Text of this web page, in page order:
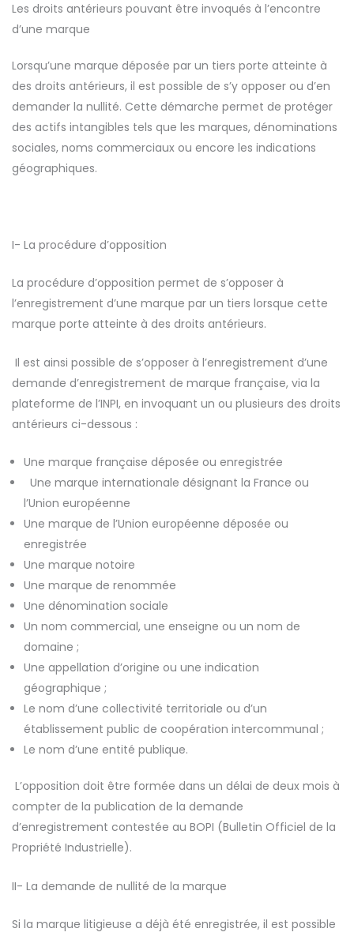
Les droits antérieurs pouvant être invoqués à l’encontre
d’une marque
Lorsqu’une marque déposée par un tiers porte atteinte à
des droits antérieurs, il est possible de s’y opposer ou d’en
demander la nullité. Cette démarche permet de protéger
des actifs intangibles tels que les marques, dénominations
sociales, noms commerciaux ou encore les indications
géographiques.
I- La procédure d’opposition
La procédure d’opposition permet de s’opposer à
l’enregistrement d’une marque par un tiers lorsque cette
marque porte atteinte à des droits antérieurs.
Il est ainsi possible de s’opposer à l’enregistrement d’une
demande d’enregistrement de marque française, via la
plateforme de l’INPI, en invoquant un ou plusieurs des droits
antérieurs ci-dessous :
Une marque française déposée ou enregistrée
Une marque internationale désignant la France ou
l’Union européenne
Une marque de l’Union européenne déposée ou
enregistrée
Une marque notoire
Une marque de renommée
Une dénomination sociale
Un nom commercial, une enseigne ou un nom de
domaine ;
Une appellation d’origine ou une indication
géographique ;
Le nom d’une collectivité territoriale ou d’un
établissement public de coopération intercommunal ;
Le nom d’une entité publique.
L’opposition doit être formée dans un délai de deux mois à
compter de la publication de la demande
d’enregistrement contestée au BOPI (Bulletin Officiel de la
Propriété Industrielle).
II- La demande de nullité de la marque
Si la marque litigieuse a déjà été enregistrée, il est possible